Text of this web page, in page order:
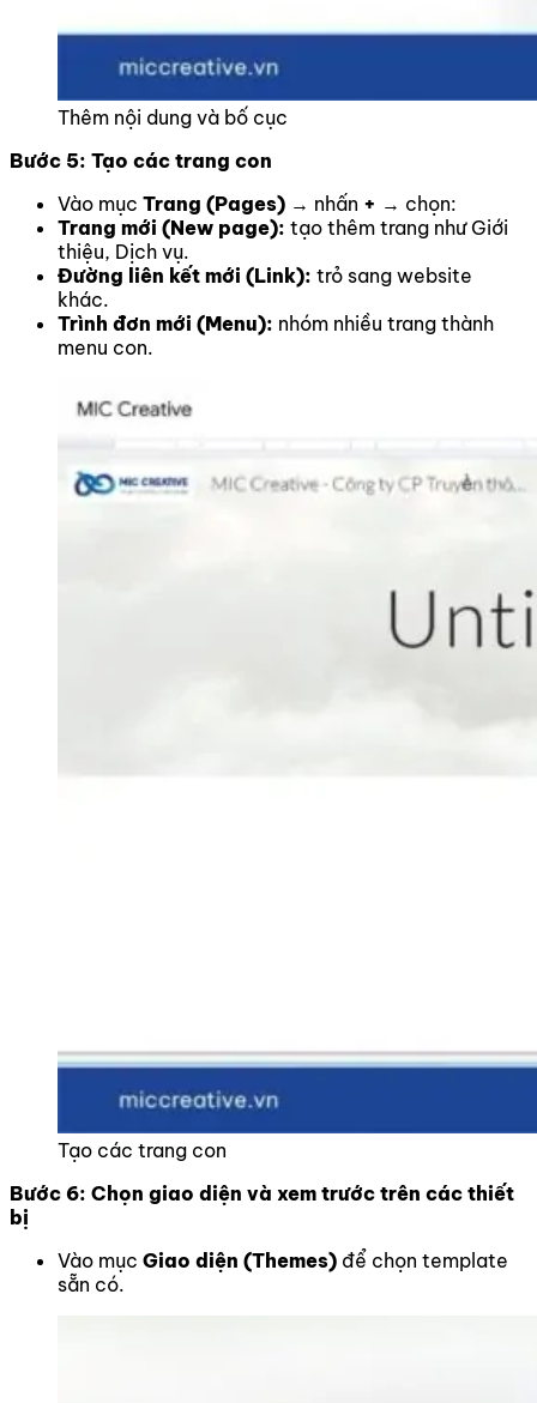
Thêm nội dung và bố cục
Bước 5: Tạo các trang con
Vào mục Trang (Pages) → nhấn + → chọn:
Trang mới (New page): tạo thêm trang như Giới
thiệu, Dịch vụ.
Đường liên kết mới (Link): trỏ sang website
khác.
Trình đơn mới (Menu): nhóm nhiều trang thành
menu con.
Tạo các trang con
Bước 6: Chọn giao diện và xem trước trên các thiết
bị
Vào mục Giao diện (Themes) để chọn template
sẵn có.